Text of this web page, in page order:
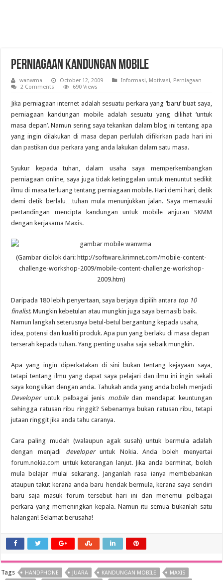
Perniagaan Kandungan Mobile
wanwma October 12, 2009 Informasi, Motivasi, Perniagaan
2 Comments
690 Views
Jika perniagaan internet adalah sesuatu perkara yang ‘baru’ buat saya,
perniagaan kandungan mobile adalah sesuatu yang dilihat ‘untuk
masa depan’. Namun sering saya tekankan dalam blog ini tentang apa
yang ingin dilakukan di masa depan perlulah difikirkan pada hari ini
dan pastikan dua perkara yang anda lakukan dalam satu masa.
Syukur kepada tuhan, dalam usaha saya memperkembangkan
perniagaan online, saya juga tidak ketinggalan untuk menuntut sedikit
ilmu di masa terluang tentang perniagaan mobile. Hari demi hari, detik
demi detik berlalu…tuhan mula menunjukkan jalan. Saya memasuki
pertandingan mencipta kandungan untuk mobile anjuran SKMM
dengan kerjasama Maxis.
(Gambar dicilok dari: http://software.krimnet.com/mobile-content-
challenge-workshop-2009/mobile-content-challenge-workshop-
2009.htm)
Daripada 180 lebih penyertaan, saya berjaya dipilih antara top 10
finalist. Mungkin kebetulan atau mungkin juga saya bernasib baik.
Namun langkah seterusnya betul-betul bergantung kepada usaha,
idea, potensi dan kualiti produk. Apa pun yang berlaku di masa depan
terserah kepada tuhan. Yang penting usaha saja sebaik mungkin.
Apa yang ingin diperkatakan di sini bukan tentang kejayaan saya,
tetapi tentang ilmu yang dapat saya pelajari dan ilmu ini ingin sekali
saya kongsikan dengan anda. Tahukah anda yang anda boleh menjadi
Developeruntuk pelbagai jenis mobiledan mendapat keuntungan
sehingga ratusan ribu ringgit? Sebenarnya bukan ratusan ribu, tetapi
jutaan ringgit jika anda tahu caranya.
Cara paling mudah (walaupun agak susah) untuk bermula adalah
dengan menjadi developeruntuk Nokia. Anda boleh menyertai
forum.nokia.com untuk keterangan lanjut. Jika anda berminat, boleh
mula belajar mulai sekarang. Janganlah rasa ianya membebankan
ataupun takut kerana anda baru hendak bermula, kerana saya sendiri
baru saja masuk forum tersebut hari ini dan menemui pelbagai
perkara yang memeningkan kepala. Namun itu semua bukanlah satu
halangan! Selamat berusaha!
Tags HANDPHONE JUARA KANDUNGAN MOBILE
MAXIS